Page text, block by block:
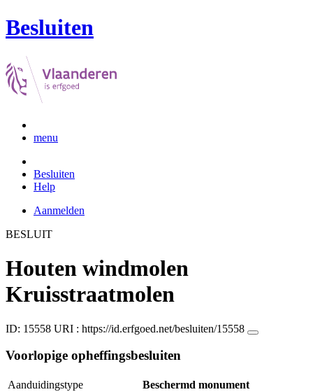
Besluiten
menu
Besluiten
Help
Aanmelden
BESLUIT
Houten windmolen
Kruisstraatmolen
ID: 15558 URI : https://id.erfgoed.net/besluiten/15558
Voorlopige opheffingsbesluiten
Aanduidingstype
Beschermd monument